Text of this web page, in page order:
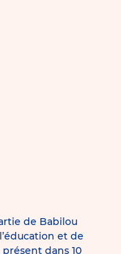
de Babilou
et de
dans 10